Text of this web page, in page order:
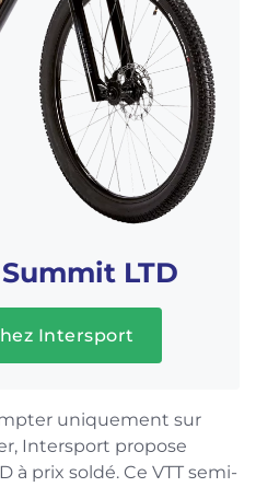
LTD
Intersport
uniquement sur
Intersport propose
à prix soldé. Ce VTT semi-